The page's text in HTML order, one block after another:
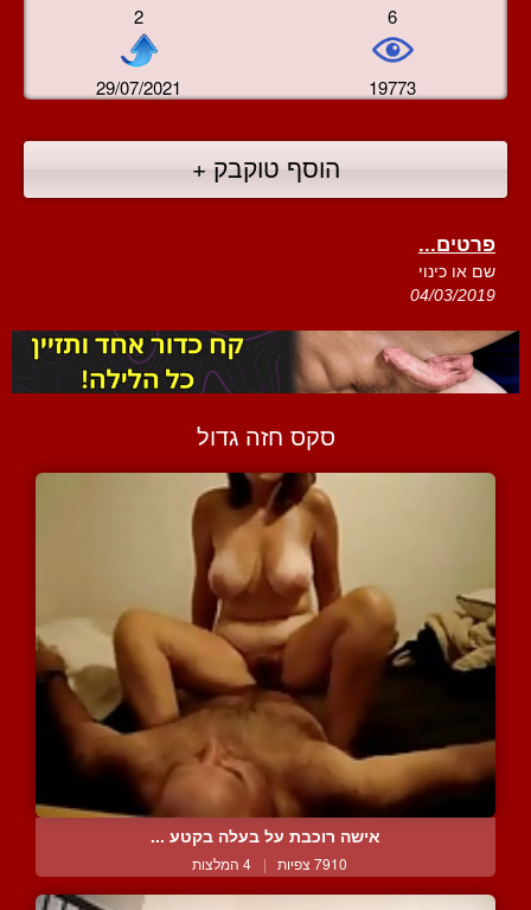
2 6
29/07/2021 19773
הוסף טוקבק +
פרטים...
שם או כינוי
04/03/2019
סקס חזה גדול
אישה רוכבת על בעלה בקטע ...
7910 צפיות | 4 המלצות